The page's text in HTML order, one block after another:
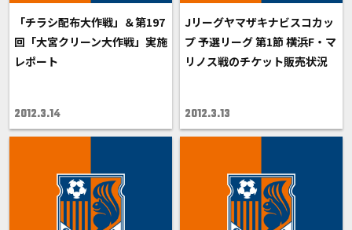
「チラシ配布大作戦」＆第197
回「大宮クリーン大作戦」実施
レポート
2012.3.14
Jリーグヤマザキナビスコカッ
プ 予選リーグ 第1節 横浜F・マ
リノス戦のチケット販売状況
2012.3.13